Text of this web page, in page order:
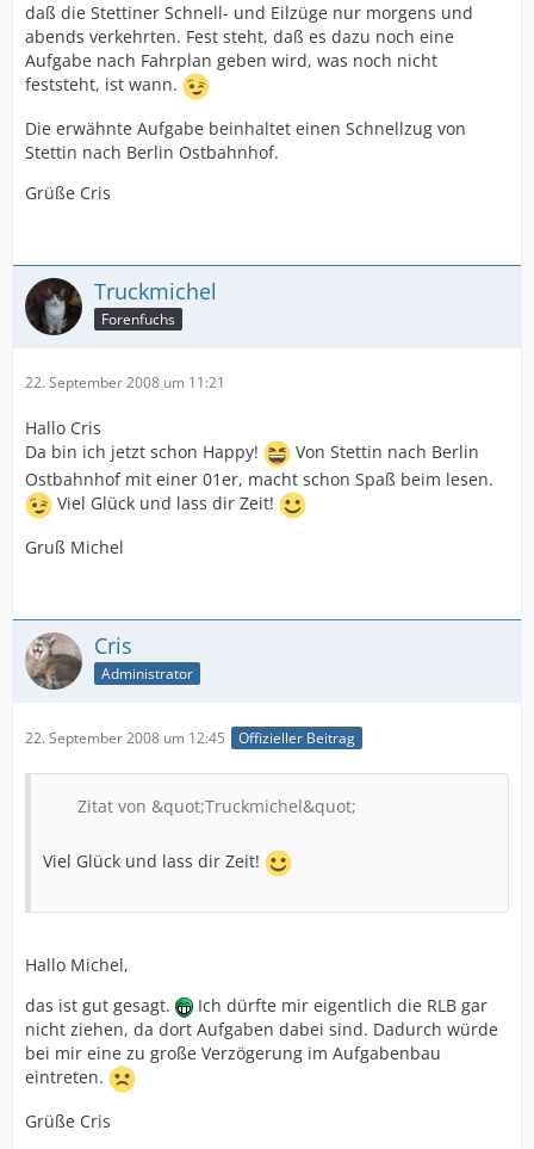
daß die Stettiner Schnell- und Eilzüge nur morgens und
abends verkehrten. Fest steht, daß es dazu noch eine
Aufgabe nach Fahrplan geben wird, was noch nicht
feststeht, ist wann.
Die erwähnte Aufgabe beinhaltet einen Schnellzug von
Stettin nach Berlin Ostbahnhof.
Grüße Cris
Truckmichel
Forenfuchs
22. September 2008 um 11:21
Hallo Cris
Da bin ich jetzt schon Happy!
Von Stettin nach Berlin
Ostbahnhof mit einer 01er, macht schon Spaß beim lesen.
Viel Glück und lass dir Zeit!
Gruß Michel
Cris
Administrator
22. September 2008 um 12:45 Offizieller Beitrag
Zitat von &quot;Truckmichel&quot;
Viel Glück und lass dir Zeit!
Hallo Michel,
das ist gut gesagt.
Ich dürfte mir eigentlich die RLB gar
nicht ziehen, da dort Aufgaben dabei sind. Dadurch würde
bei mir eine zu große Verzögerung im Aufgabenbau
eintreten.
Grüße Cris